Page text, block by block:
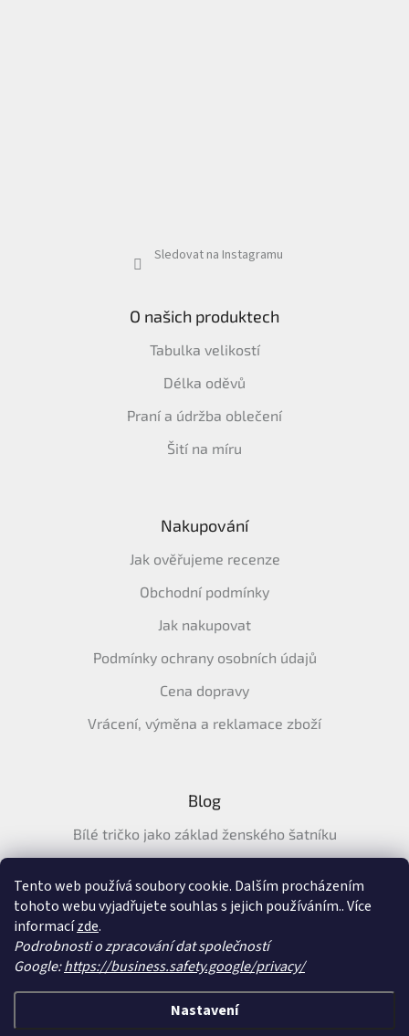
Tento web používá soubory cookie. Dalším procházením
tohoto webu vyjadřujete souhlas s jejich používáním.. Více
informacízde.
Podrobnosti o zpracování dat společností
Google:https://business.safety.google/privacy/
Nastavení
Sledovat na Instagramu
O našich produktech
Tabulka velikostí
Délka oděvů
Praní a údržba oblečení
Šití na míru
Nakupování
Jak ověřujeme recenze
Obchodní podmínky
Jak nakupovat
Podmínky ochrany osobních údajů
Cena dopravy
Vrácení, výměna a reklamace zboží
Blog
Bílé tričko jako základ ženského šatníku
tričko na léto
Průvodce letními šaty: pohodlné, vzdušné a ženské šaty na
Vytvořil Shoptet &